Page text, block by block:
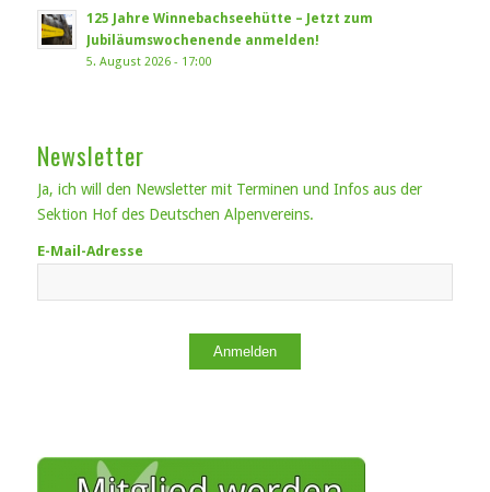
125 Jahre Winnebachseehütte – Jetzt zum
Jubiläumswochenende anmelden!
5. August 2026 - 17:00
Newsletter
Ja, ich will den Newsletter mit Terminen und Infos aus der
Sektion Hof des Deutschen Alpenvereins.
E-Mail-Adresse
Anmelden